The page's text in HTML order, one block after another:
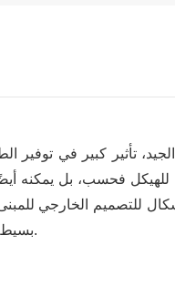
إلى تغيير الواجهة الفردية للمبنى. بالإضافة إلى ذلك، فإن عملية بناء لوحة XPS بسيطة وسريعة.